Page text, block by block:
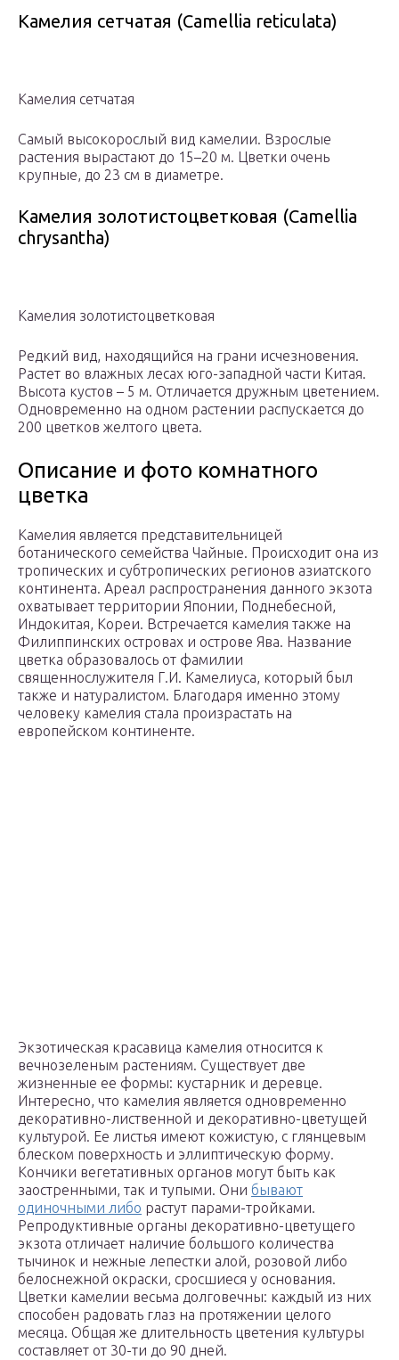
Камелия сетчатая (Camellia reticulata)
Камелия сетчатая
Самый высокорослый вид камелии. Взрослые
растения вырастают до 15–20 м. Цветки очень
крупные, до 23 см в диаметре.
Камелия золотистоцветковая (Camellia
chrysantha)
Камелия золотистоцветковая
Редкий вид, находящийся на грани исчезновения.
Растет во влажных лесах юго-западной части Китая.
Высота кустов – 5 м. Отличается дружным цветением.
Одновременно на одном растении распускается до
200 цветков желтого цвета.
Описание и фото комнатного
цветка
Камелия является представительницей
ботанического семейства Чайные. Происходит она из
тропических и субтропических регионов азиатского
континента. Ареал распространения данного экзота
охватывает территории Японии, Поднебесной,
Индокитая, Кореи. Встречается камелия также на
Филиппинских островах и острове Ява. Название
цветка образовалось от фамилии
священнослужителя Г.И. Камелиуса, который был
также и натуралистом. Благодаря именно этому
человеку камелия стала произрастать на
европейском континенте.
Экзотическая красавица камелия относится к
вечнозеленым растениям. Существует две
жизненные ее формы: кустарник и деревце.
Интересно, что камелия является одновременно
декоративно-лиственной и декоративно-цветущей
культурой. Ее листья имеют кожистую, с глянцевым
блеском поверхность и эллиптическую форму.
Кончики вегетативных органов могут быть как
заостренными, так и тупыми. Они бывают
одиночными либо растут парами-тройками.
Репродуктивные органы декоративно-цветущего
экзота отличает наличие большого количества
тычинок и нежные лепестки алой, розовой либо
белоснежной окраски, сросшиеся у основания.
Цветки камелии весьма долговечны: каждый из них
способен радовать глаз на протяжении целого
месяца. Общая же длительность цветения культуры
составляет от 30-ти до 90 дней.